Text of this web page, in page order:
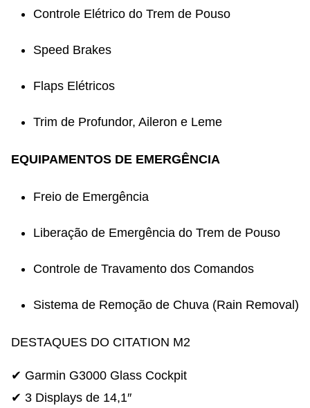
Controle Elétrico do Trem de Pouso
Speed Brakes
Flaps Elétricos
Trim de Profundor, Aileron e Leme
EQUIPAMENTOS DE EMERGÊNCIA
Freio de Emergência
Liberação de Emergência do Trem de Pouso
Controle de Travamento dos Comandos
Sistema de Remoção de Chuva (Rain Removal)
DESTAQUES DO CITATION M2
✔ Garmin G3000 Glass Cockpit
✔ 3 Displays de 14,1″